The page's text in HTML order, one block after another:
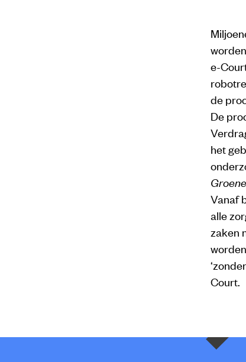
e-
de
De
het
Vanaf
alle
zaken
Court.